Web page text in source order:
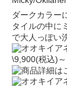
ダークカラー
タイルの中に
で大人っぽい
\9,900(税込)～